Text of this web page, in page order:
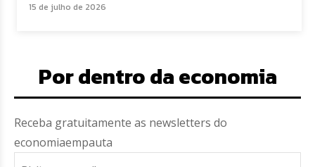
15 de julho de 2026
Por dentro da economia
Receba gratuitamente as newsletters do
economiaempauta